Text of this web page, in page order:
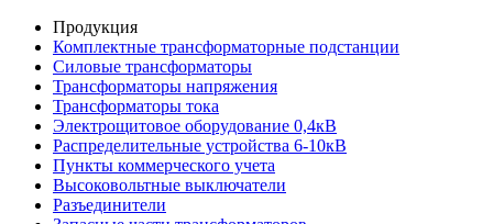
Продукция
Комплектные трансформаторные подстанции
Силовые трансформаторы
Трансформаторы напряжения
Трансформаторы тока
Электрощитовое оборудование 0,4кВ
Распределительные устройства 6-10кВ
Пункты коммерческого учета
Высоковольтные выключатели
Разъединители